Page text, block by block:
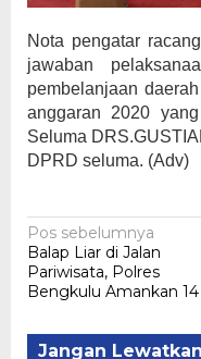
Nota pengatar
jawaban
pembelanjaan
anggaran 2020
Seluma
DPRD seluma. (Adv)
Navigasi
pos
Pos sebelumnya
Balap Liar di Jalan
Pariwisata, Polres
Bengkulu Amankan
Jangan Lewatkan